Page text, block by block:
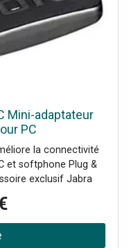
Mini-adaptateur
PC
la connectivité
et softphone Plug &
exclusif Jabra